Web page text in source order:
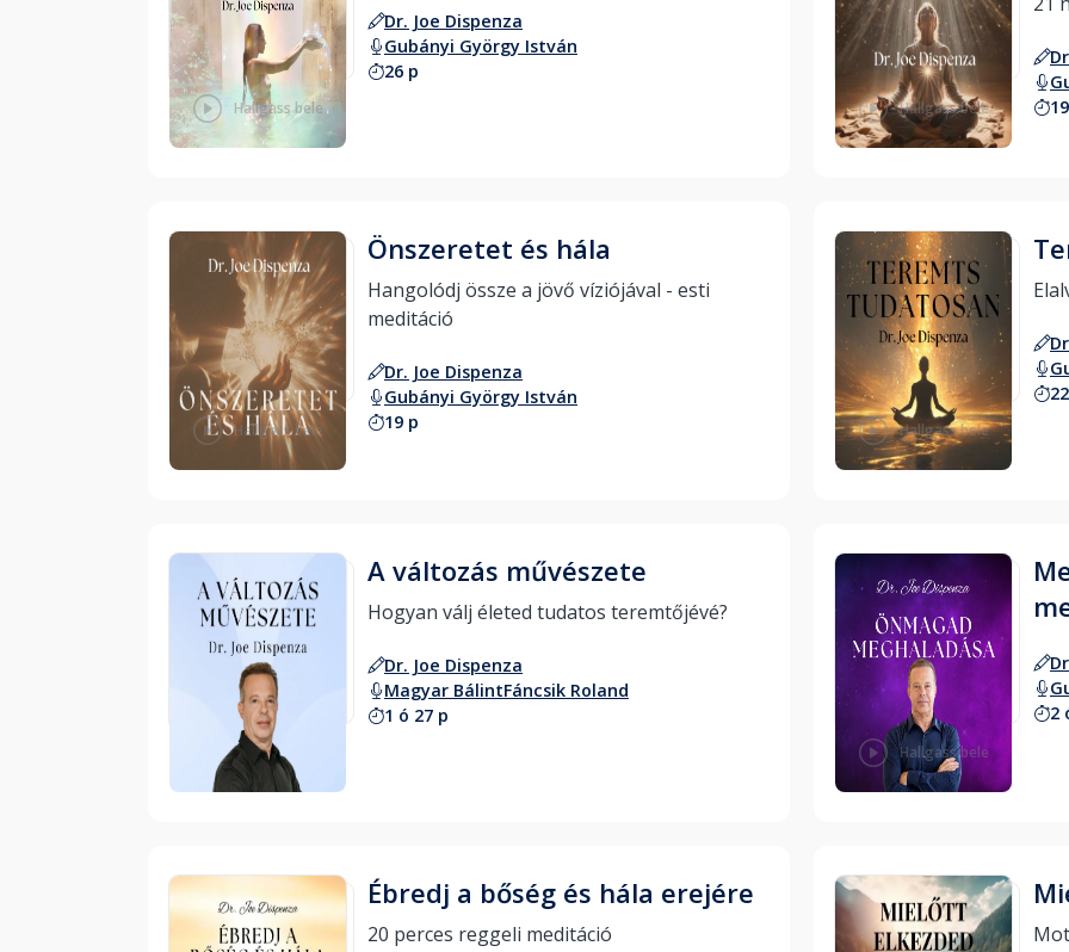
Hallgass bele
Dr. Joe Dispenza
Gubányi György István
26 p
Hallgass bele
Hallgass bele
Önszeretet és hála
Hangolódj össze a jövő víziójával - esti
Dr. Joe Dispenza
Gubányi György István
19 p
Hallgass bele
Hallgass bele
A változás művészete
Dr. Joe Dispenza
Magyar BálintFáncsik Roland
1 ó 27 p
Hallgass bele
2
Ébredj a bőség és hála erejére